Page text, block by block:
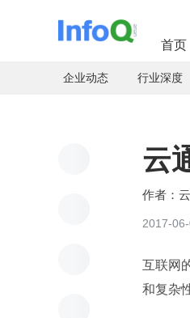
首页
企业动态 行业深度
云
2017-
互联网
和复杂